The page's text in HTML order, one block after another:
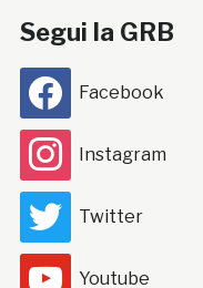
Segui la GRB
Facebook
Instagram
Twitter
Youtube